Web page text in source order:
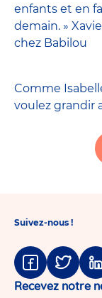
enfants et en
demain. »
chez Babilou
Comme
voulez grandir
Suivez-nous !
Facebook
Twitter
Recevez notre